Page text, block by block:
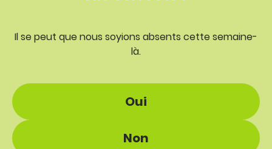
Il se peut que nous soyions absents cette semaine-
là.
Oui
Non